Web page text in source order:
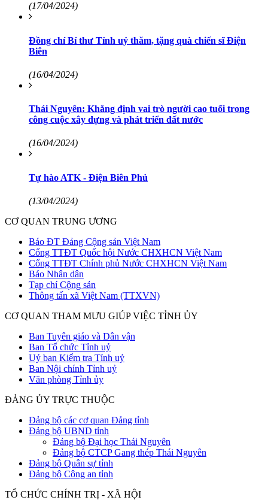
(17/04/2024)
Đồng chí Bí thư Tỉnh uỷ thăm, tặng quà chiến sĩ Điện
Biên
(16/04/2024)
Thái Nguyên: Khẳng định vai trò người cao tuổi trong
công cuộc xây dựng và phát triển đất nước
(16/04/2024)
Tự hào ATK - Điện Biên Phủ
(13/04/2024)
CƠ QUAN TRUNG ƯƠNG
Báo ĐT Đảng Cộng sản Việt Nam
Cổng TTĐT Quốc hội Nước CHXHCN Việt Nam
Cổng TTĐT Chính phủ Nước CHXHCN Việt Nam
Báo Nhân dân
Tạp chí Cộng sản
Thông tấn xã Việt Nam (TTXVN)
CƠ QUAN THAM MƯU GIÚP VIỆC TỈNH ỦY
Ban Tuyên giáo và Dân vận
Ban Tổ chức Tỉnh uỷ
Uỷ ban Kiểm tra Tỉnh uỷ
Ban Nội chính Tỉnh uỷ
Văn phòng Tỉnh ủy
ĐẢNG ỦY TRỰC THUỘC
Đảng bộ các cơ quan Đảng tỉnh
Đảng bộ UBND tỉnh
Đảng bộ Đại học Thái Nguyên
Đảng bộ CTCP Gang thép Thái Nguyên
Đảng bộ Quân sự tỉnh
Đảng bộ Công an tỉnh
TỔ CHỨC CHÍNH TRỊ - XÃ HỘI